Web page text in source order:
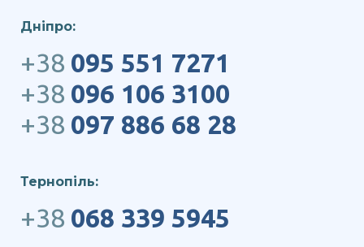
Дніпро:
+38 095 551 7271
+38 096 106 3100
+38 097 886 68 28
Тернопіль:
+38 068 339 5945